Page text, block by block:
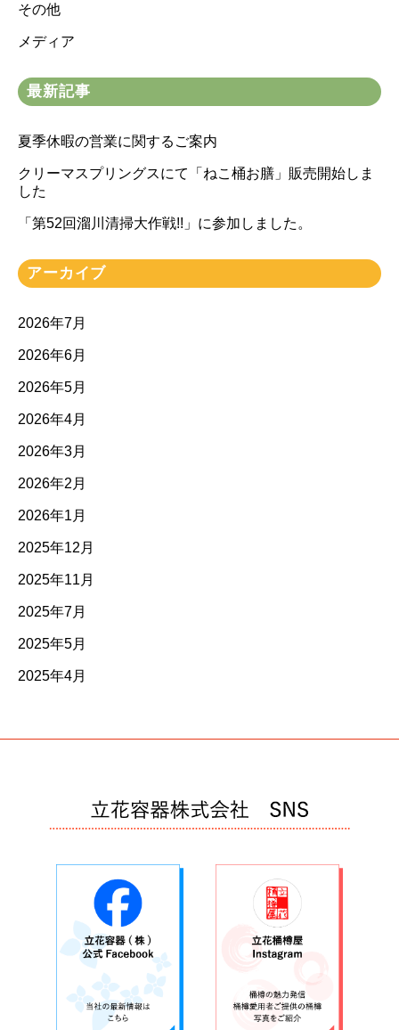
その他
メディア
最新記事
夏季休暇の営業に関するご案内
クリーマスプリングスにて「ねこ桶お膳」販売開始しま
した
「第52回溜川清掃大作戦!!」に参加しました。
アーカイブ
2026年7月
2026年6月
2026年5月
2026年4月
2026年3月
2026年2月
2026年1月
2025年12月
2025年11月
2025年7月
2025年5月
2025年4月